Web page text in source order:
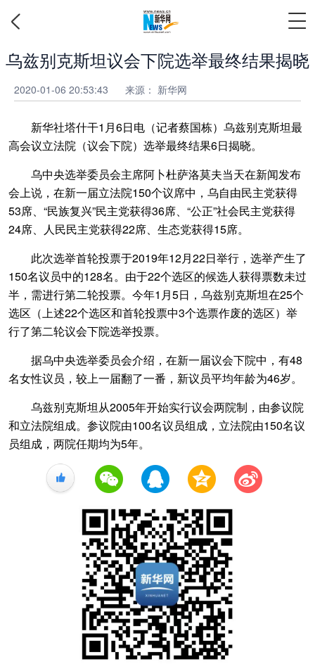
乌兹别克斯坦议会下院选举最终结果揭晓
2020-01-06 20:53:43 来源： 新华网
新华社塔什干1月6日电（记者蔡国栋）乌兹别克斯坦最
高会议立法院（议会下院）选举最终结果6日揭晓。
乌中央选举委员会主席阿卜杜萨洛莫夫当天在新闻发布
会上说，在新一届立法院150个议席中，乌自由民主党获得
53席、“民族复兴”民主党获得36席、“公正”社会民主党获得
24席、人民民主党获得22席、生态党获得15席。
此次选举首轮投票于2019年12月22日举行，选举产生了
150名议员中的128名。由于22个选区的候选人获得票数未过
半，需进行第二轮投票。今年1月5日，乌兹别克斯坦在25个
选区（上述22个选区和首轮投票中3个选票作废的选区）举
行了第二轮议会下院选举投票。
据乌中央选举委员会介绍，在新一届议会下院中，有48
名女性议员，较上一届翻了一番，新议员平均年龄为46岁。
乌兹别克斯坦从2005年开始实行议会两院制，由参议院
和立法院组成。参议院由100名议员组成，立法院由150名议
员组成，两院任期均为5年。
+1